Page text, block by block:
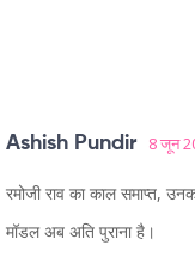
Ashish Pundir 8 जून
रमोजी राव का काल समाप्त,
मॉडल अब अति पुराना है।